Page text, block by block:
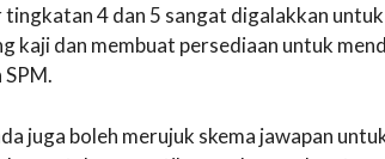
tingkatan 4 dan 5 sangat digalakkan
kaji dan membuat persediaan untuk
juga boleh merujuk skema jawapan